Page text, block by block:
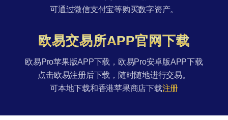
可通过微信支付宝等购买数字资产。
欧易交易所APP官网下载
欧易Pro苹果版APP下载，欧易Pro安卓版APP下载
点击欧易注册后下载，随时随地进行交易。
可本地下载和香港苹果商店下载注册